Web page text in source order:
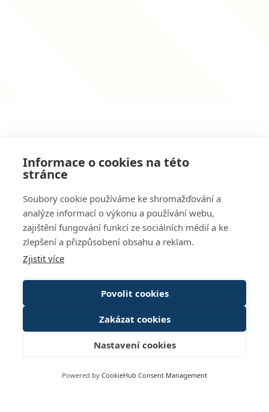
Informace o cookies na této
stránce
Soubory cookie používáme ke shromažďování a
analýze informací o výkonu a používání webu,
zajištění fungování funkcí ze sociálních médií a ke
zlepšení a přizpůsobení obsahu a reklam.
Zjistit více
Povolit cookies
Zakázat cookies
Nastavení cookies
Powered by CookieHub Consent Management
+420 541 241 343
Stavebnictví
Systém ELEGIS